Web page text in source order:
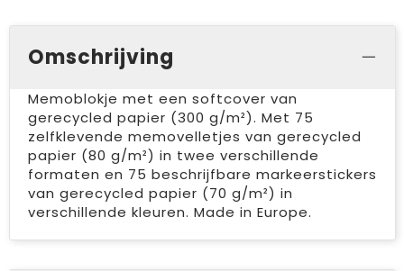
Omschrijving
Memoblokje met een softcover van
gerecycled papier (300 g/m²). Met 75
zelfklevende memovelletjes van gerecycled
papier (80 g/m²) in twee verschillende
formaten en 75 beschrijfbare markeerstickers
van gerecycled papier (70 g/m²) in
verschillende kleuren. Made in Europe.